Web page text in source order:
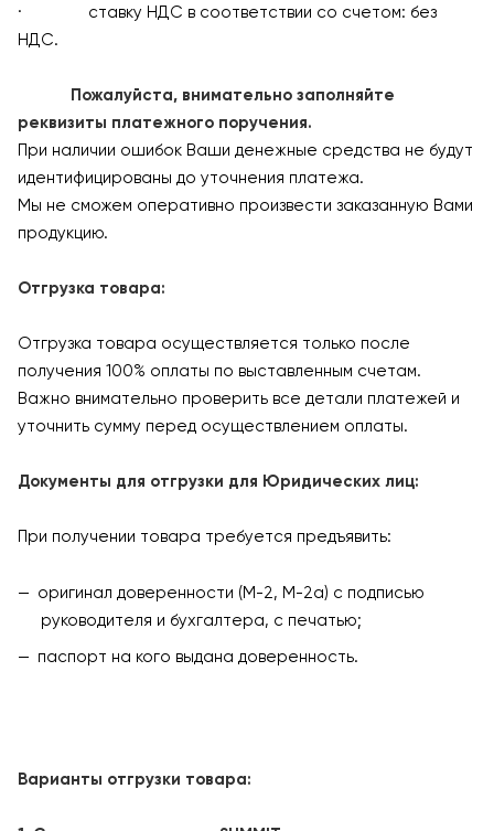
· ставку НДС в соответствии со счетом: без
НДС.
Пожалуйста, внимательно заполняйте
реквизиты платежного поручения.
При наличии ошибок Ваши денежные средства не будут
идентифицированы до уточнения платежа.
Мы не сможем оперативно произвести заказанную Вами
продукцию.
Отгрузка товара:
Отгрузка товара осуществляется только после
получения 100% оплаты по выставленным счетам.
Важно внимательно проверить все детали платежей и
уточнить сумму перед осуществлением оплаты.
Документы для отгрузки для Юридических лиц:
При получении товара требуется предъявить:
оригинал доверенности (М-2, М-2а) с подписью
руководителя и бухгалтера, с печатью;
паспорт на кого выдана доверенность.
Варианты отгрузки товара: